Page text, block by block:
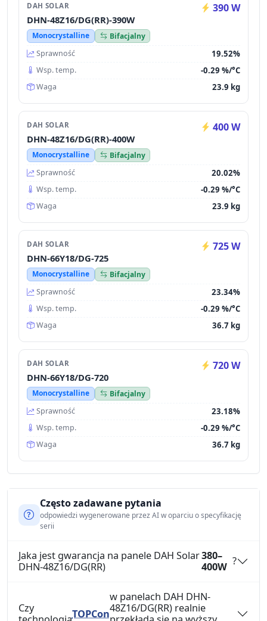
DAH SOLAR 390 W
DHN-48Z16/DG(RR)-390W
Monocrystalline
Bifacjalny
Sprawność
19.52%
Wsp. temp. -0.29 %/°C
Waga 23.9 kg
DAH SOLAR 400 W
DHN-48Z16/DG(RR)-400W
Monocrystalline
Bifacjalny
Sprawność
20.02%
Wsp. temp. -0.29 %/°C
Waga 23.9 kg
DAH SOLAR 725 W
DHN-66Y18/DG-725
Monocrystalline
Bifacjalny
Sprawność
23.34%
Wsp. temp. -0.29 %/°C
Waga 36.7 kg
DAH SOLAR 720 W
DHN-66Y18/DG-720
Monocrystalline
Bifacjalny
Sprawność
23.18%
Wsp. temp. -0.29 %/°C
Waga 36.7 kg
Często zadawane pytania
odpowiedzi wygenerowane przez AI w oparciu o specyfikację
serii
Jaka jest gwarancja na panele DAH Solar
DHN-48Z16/DG(RR)
380–
400W ?
Czy
TOPCon
w panelach DAH DHN-
48Z16/DG(RR) realnie